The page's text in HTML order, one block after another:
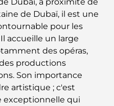
Dubai: A Guide for
: le guide ultime pour
: des idées de
intemporels
de Dubaï, il est une
pour les
accueille un large
des opéras,
productions
Son importance
artistique ; c'est
exceptionnelle qui